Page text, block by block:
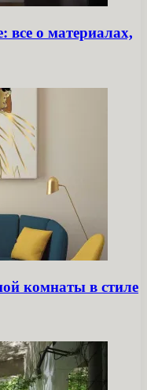
все о материалах,
комнаты в стиле